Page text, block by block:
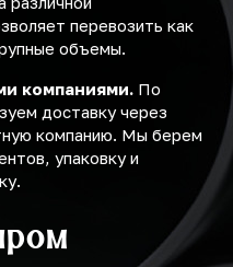
перевозить как
объемы.
компаниями. По
доставку через
компанию. Мы берем
упаковку и